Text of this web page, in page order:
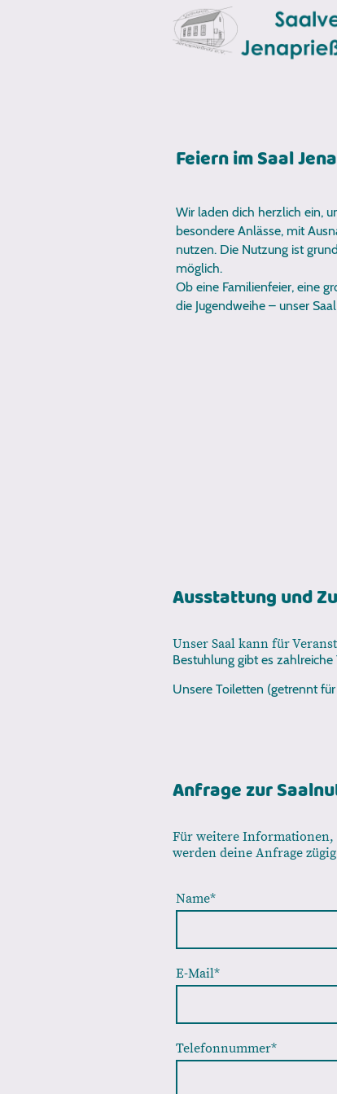
Feiern im Saal
Wir laden dich herzlich ein,
besondere Anlässe, mit
nutzen. Die Nutzung ist
möglich.
Ob eine Familienfeier, eine
die Jugendweihe – unser
Ausstattung und
Unser Saal kann für
Bestuhlung gibt es
Unsere Toiletten (getrennt
Anfrage zur
Für weitere
werden deine Anfrage
Name*
E-Mail*
Telefonnummer*